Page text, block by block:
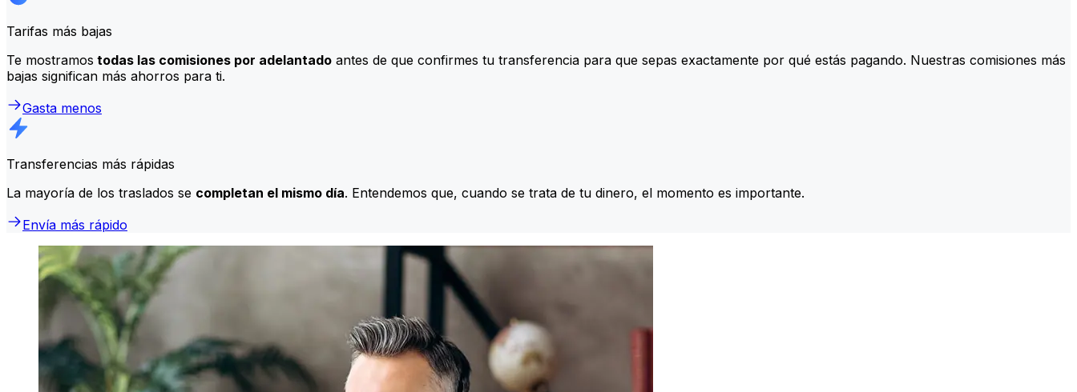
Tarifas más bajas
Te mostramos todas las comisiones por adelantado antes de que confirmes tu transferencia para que sepas exactamente por qué estás pagando. Nuestras comisiones más
bajas significan más ahorros para ti.
Gasta menos
Transferencias más rápidas
La mayoría de los traslados se completan el mismo día. Entendemos que, cuando se trata de tu dinero, el momento es importante.
Envía más rápido